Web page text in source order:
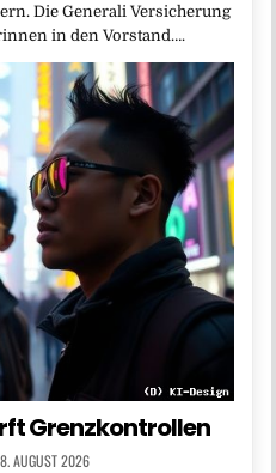
Die Generali Versicherung
in den Vorstand….
Grenzkontrollen
8. AUGUST 2026